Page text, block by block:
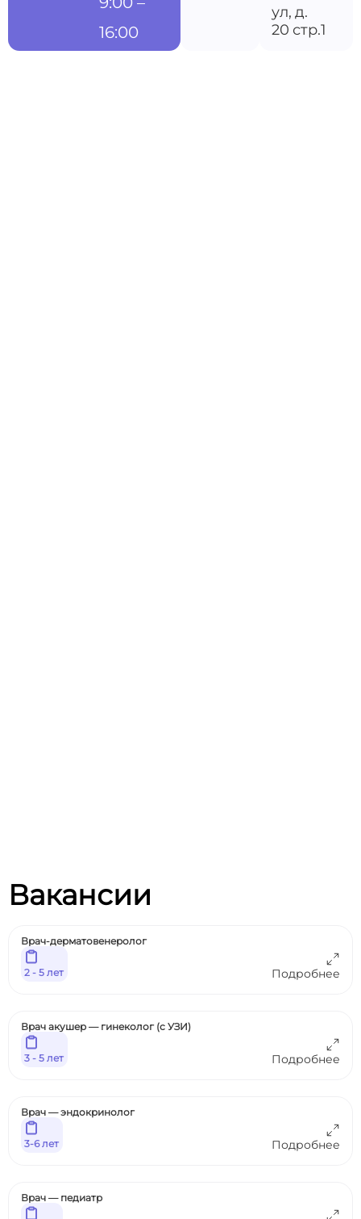
ул, д.
20 стр.1
16:00
Вакансии
Врач-дерматовенеролог
Подробнее
2 - 5 лет
Врач акушер — гинеколог (с УЗИ)
Подробнее
3 - 5 лет
Врач — эндокринолог
Подробнее
3-6 лет
Врач — педиатр